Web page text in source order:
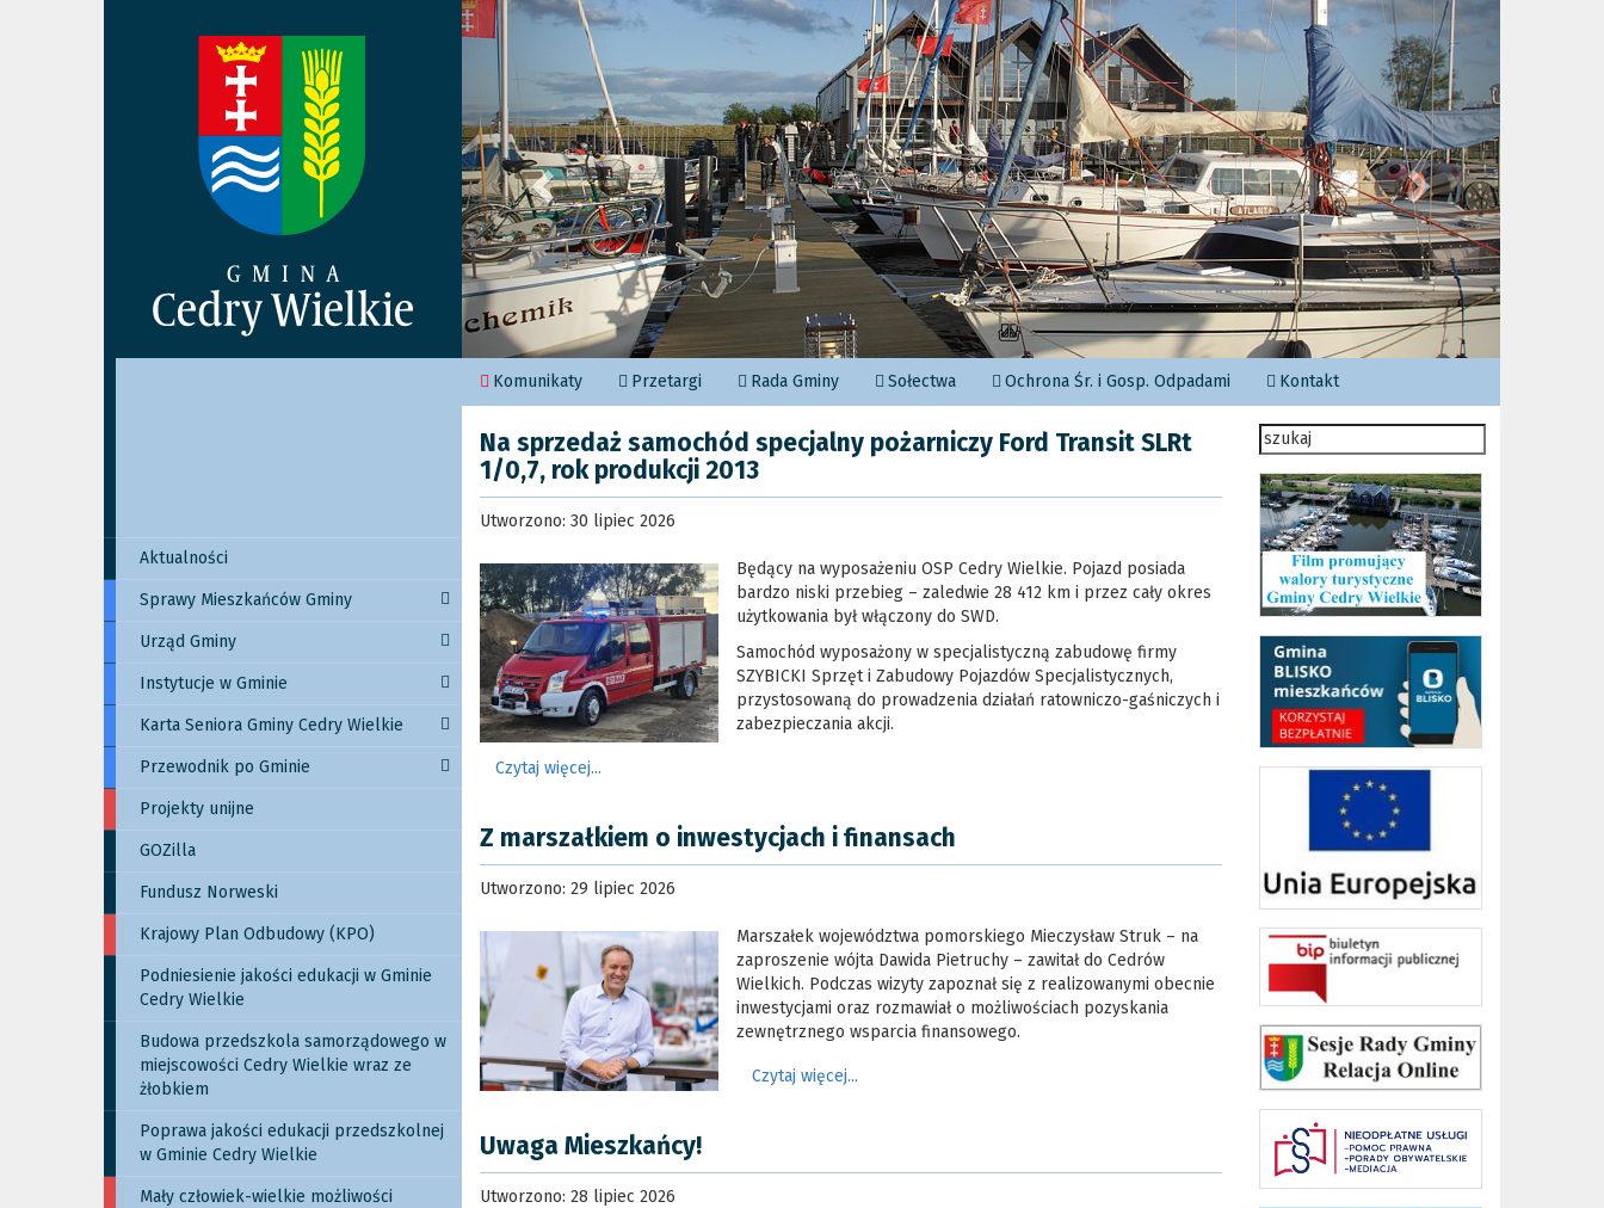
Poprzedni Następny
Aktualności
Sprawy Mieszkańców Gminy
Urząd Gminy
Instytucje w Gminie
Karta Seniora Gminy Cedry Wielkie
Przewodnik po Gminie
Projekty unijne
GOZilla
Fundusz Norweski
Krajowy Plan Odbudowy (KPO)
Podniesienie jakości edukacji w Gminie
Cedry Wielkie
Budowa przedszkola samorządowego w
miejscowości Cedry Wielkie wraz ze
żłobkiem
Poprawa jakości edukacji przedszkolnej
w Gminie Cedry Wielkie
Mały człowiek-wielkie możliwości
Komunikaty Przetargi Rada Gminy Sołectwa Ochrona Śr. i Gosp. Odpadami Kontakt
Na sprzedaż samochód specjalny pożarniczy Ford Transit SLRt
1/0,7, rok produkcji 2013
Utworzono: 30 lipiec 2026
Będący na wyposażeniu OSP Cedry Wielkie. Pojazd posiada
bardzo niski przebieg – zaledwie 28 412 km i przez cały okres
użytkowania był włączony do SWD.
Samochód wyposażony w specjalistyczną zabudowę firmy
SZYBICKI Sprzęt i Zabudowy Pojazdów Specjalistycznych,
przystosowaną do prowadzenia działań ratowniczo-gaśniczych i
zabezpieczania akcji.
Czytaj więcej...
Z marszałkiem o inwestycjach i finansach
Utworzono: 29 lipiec 2026
Marszałek województwa pomorskiego Mieczysław Struk – na
zaproszenie wójta Dawida Pietruchy – zawitał do Cedrów
Wielkich. Podczas wizyty zapoznał się z realizowanymi obecnie
inwestycjami oraz rozmawiał o możliwościach pozyskania
zewnętrznego wsparcia finansowego.
Czytaj więcej...
Uwaga Mieszkańcy!
Utworzono: 28 lipiec 2026